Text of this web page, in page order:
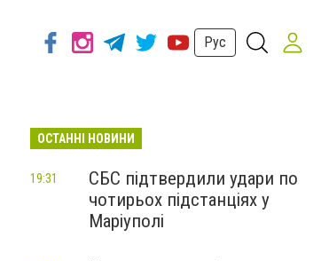
Рус
ОСТАННІ НОВИНИ
СБС підтвердили удари по
чотирьох підстанціях у
Маріуполі
19:31